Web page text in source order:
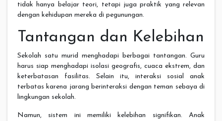
tidak hanya belajar teori, tetapi juga praktik yang relevan
dengan kehidupan mereka di pegunungan.
Tantangan dan Kelebihan
Sekolah satu murid menghadapi berbagai tantangan. Guru
harus siap menghadapi isolasi geografis, cuaca ekstrem, dan
keterbatasan fasilitas. Selain itu, interaksi sosial anak
terbatas karena jarang berinteraksi dengan teman sebaya di
lingkungan sekolah.
Namun, sistem ini memiliki kelebihan signifikan. Anak